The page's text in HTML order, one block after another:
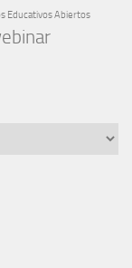
Educativos Abiertos